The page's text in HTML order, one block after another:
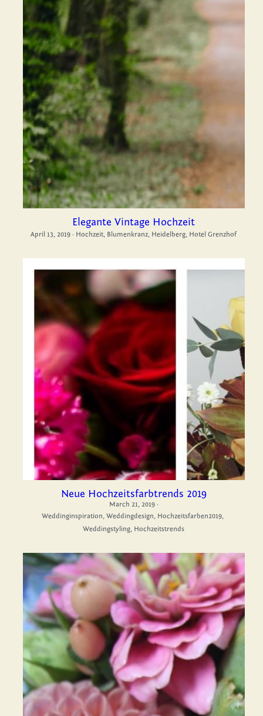
Elegante Vintage Hochzeit
April 13, 2019 · Hochzeit, Blumenkranz, Heidelberg, Hotel Grenzhof
Neue Hochzeitsfarbtrends 2019
March 21, 2019·
Weddinginspiration, Weddingdesign, Hochzeitsfarben2019,
Weddingstyling, Hochzeitstrends